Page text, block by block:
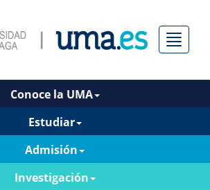
Menú
Conoce la UMA
Estudiar
Admisión
Investigación